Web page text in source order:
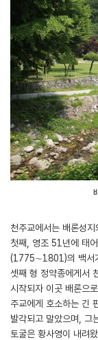
천주교에서는 배론성
첫째, 영조 51년에 태
(1775∼1801)의 백서
셋째 형 정약종에게서
시작되자 이곳 배론으
주교에게 호소하는 긴
발각되고 말았으며, 그
토굴은 황사영이 내려